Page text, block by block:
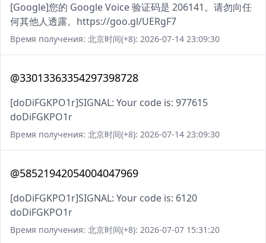
[Google]您的 Google Voice 验证码是 206141。请勿向任
何其他人透露。https://goo.gl/UERgF7
Время получения: 北京时间(+8): 2026-07-14 23:09:30
@33013363354297398728
[doDiFGKPO1r]SIGNAL: Your code is: 977615
doDiFGKPO1r
Время получения: 北京时间(+8): 2026-07-14 23:09:30
@58521942054004047969
[doDiFGKPO1r]SIGNAL: Your code is: 6120
doDiFGKPO1r
Время получения: 北京时间(+8): 2026-07-07 15:31:20